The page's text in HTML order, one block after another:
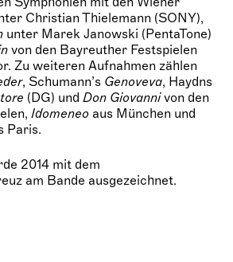
Christian Thielemann (SONY),
unter Marek Janowski (PentaTone)
von den Bayreuther Festspielen
Zu weiteren Aufnahmen zählen
, Schumann’s Genoveva, Haydns
(DG) und Don Giovannivon den
Idomeneo aus München und
Paris.
2014 mit dem
am Bande ausgezeichnet.